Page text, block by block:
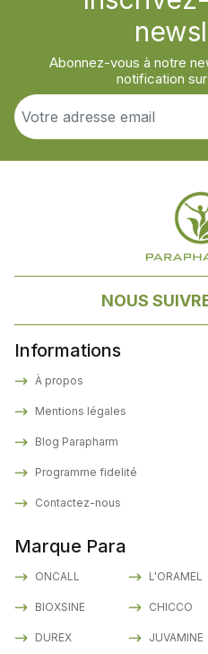
Abonnez-vous à notre
notification
NOUS
Informations
À propos
Mentions légales
Blog Parapharm
Programme fidelité
Contactez-nous
Marque Para
ONCALL
BIOXSINE
DUREX
L'ORAMEL
CHICCO
JUVAMINE